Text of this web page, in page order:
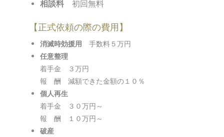
相談料 初回無料
【正式依頼の際の費用】
消滅時効援用 手数料５万円
任意整理
着手金 ３万円
報 酬 減額できた金額の１０％
個人再生
着手金 ３０万円～
報 酬 １０万円～
破産